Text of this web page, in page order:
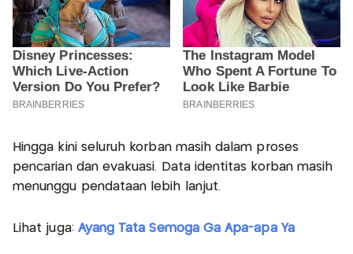
Hingga kini seluruh korban masih dalam proses
pencarian dan evakuasi. Data identitas korban masih
menunggu pendataan lebih lanjut.
Lihat juga: Ayang Tata Semoga Ga Apa-apa Ya